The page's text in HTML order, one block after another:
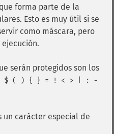
que forma parte de la
Esto es muy útil si se
como máscara, pero
serán protegidos son los
$ ( ) { } = ! < > | : -
un carácter especial de